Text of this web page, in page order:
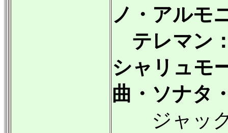
ノ・アルモ
テレマン
シャリュモ
曲・ソナタ
ジャック